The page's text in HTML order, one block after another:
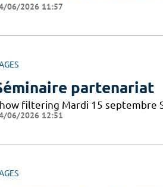
06/2026 11:57
partenariat
filtering Mardi 15 septembre
06/2026 12:51